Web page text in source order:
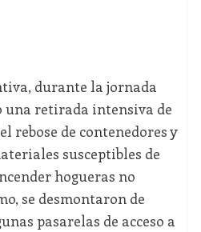
durante la jornada
una retirada intensiva de
rebose de contenedores y
susceptibles de
hogueras no
se desmontaron de
pasarelas de acceso a